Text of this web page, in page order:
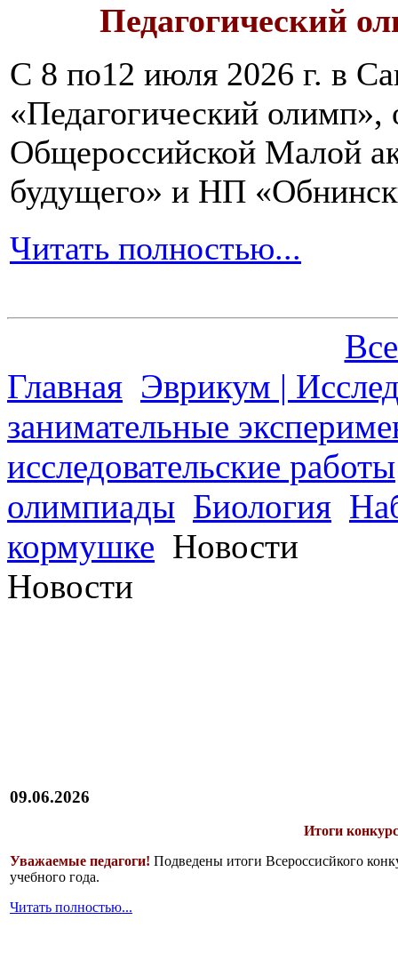
Педагогический
С 8 по12 июля 2026 г. в
«Педагогический олимп»,
Общероссийской Малой
будущего» и НП
Читать полностью...
Главная Эврикум |
занимательные
исследовательские работы
олимпиады Биология
кормушке Новости
Новости
09.06.2026
Итоги
Уважаемые педагоги! Подведены итоги Всероссисйкого
учебного года.
Читать полностью...